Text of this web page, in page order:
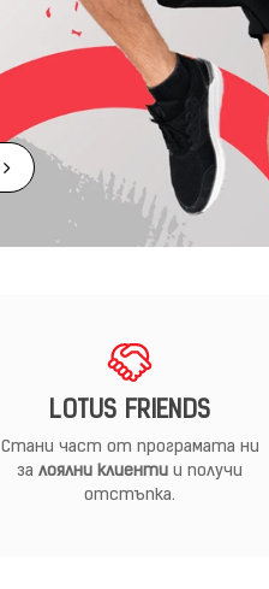
LOTUS FRIENDS
Стани част от програмата ни
залоялни клиенти и получи
отстъпка.